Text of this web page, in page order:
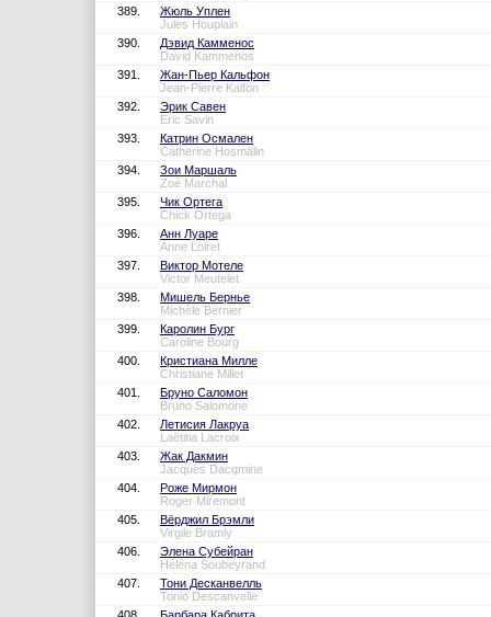
389.
Жюль Уплен
Jules Houplain
390.
Дэвид Камменос
David Kammenos
391.
Жан-Пьер Кальфон
Jean-Pierre Kalfon
392.
Эрик Савен
Eric Savin
393.
Катрин Осмален
Catherine Hosmalin
394.
Зои Маршаль
Zoé Marchal
395.
Чик Ортега
Chick Ortega
396.
Анн Луаре
Anne Loiret
397.
Виктор Мотеле
Victor Meutelet
398.
Мишель Бернье
Michèle Bernier
399.
Каролин Бург
Caroline Bourg
400.
Кристиана Милле
Christiane Millet
401.
Бруно Саломон
Bruno Salomone
402.
Летисия Лакруа
Laëtitia Lacroix
403.
Жак Дакмин
Jacques Dacqmine
404.
Роже Мирмон
Roger Miremont
405.
Вёрджил Брэмли
Virgile Bramly
406.
Элена Субейран
Héléna Soubeyrand
407.
Тони Десканвелль
Tonio Descanvelle